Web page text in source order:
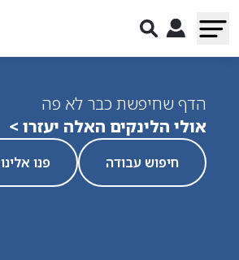
הדף שחיפשת כבר לא פה
אולי הלינקים האלה יעזרו >
חיפוש עבודה פנו אלינו